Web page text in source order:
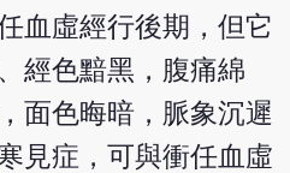
血虛經行後期，但它
經色黯黑，腹痛綿
面色晦暗，脈象沉遲
見症，可與衝任血虛